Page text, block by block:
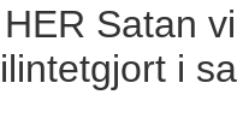
Satan
i